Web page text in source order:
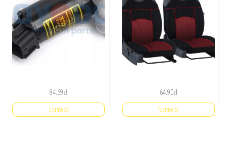
84.69zł
Sprawdź
64.90zł
Sprawdź